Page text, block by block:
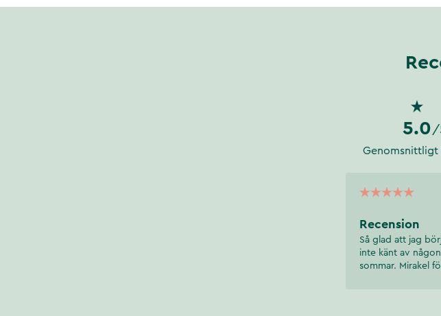
5.0 /
Genomsnittligt
Recension
Så glad att jag
inte känt av
sommar. Mirakel